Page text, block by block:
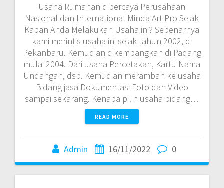
Usaha Rumahan dipercaya Perusahaan
Nasional dan International Minda Art Pro Sejak
Kapan Anda Melakukan Usaha ini? Sebenarnya
kami merintis usaha ini sejak tahun 2002, di
Pekanbaru. Kemudian dikembangkan di Padang
mulai 2004. Dari usaha Percetakan, Kartu Nama
Undangan, dsb. Kemudian merambah ke usaha
Bidang jasa Dokumentasi Foto dan Video
sampai sekarang. Kenapa pilih usaha bidang…
READ MORE
Admin 16/11/2022 0